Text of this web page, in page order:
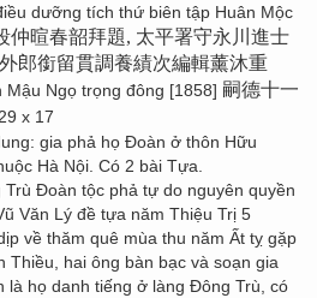
dưỡng tích thứ biên tập Huân Mộc
仲暄春韶拜題, 太平署守永川進士
郎銜留貫調養績次編輯薰沐重
Ngọ trọng đông [1858] 嗣德十一
x 17
gia phả họ Đoàn ở thôn Hữu
Hà Nội. Có 2 bài Tựa.
Đoàn tộc phả tự do nguyên quyền
Văn Lý đề tựa năm Thiệu Trị 5
về thăm quê mùa thu năm Ất tỵ gặp
Thiều, hai ông bàn bạc và soạn gia
là họ danh tiếng ở làng Đông Trù, có